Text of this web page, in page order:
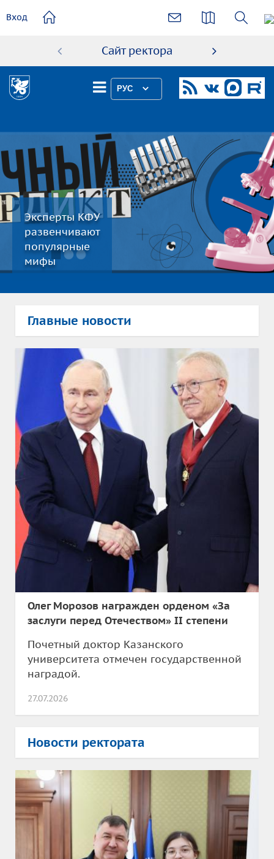
содержанию
Вход
Сайт ректора
РУС
Эксперты КФУ
развенчивают
популярные
мифы
Главные новости
Олег Морозов награжден орденом «За
заслуги перед Отечеством» II степени
Почетный доктор Казанского
университета отмечен государственной
наградой.
27.07.2026
Новости ректората